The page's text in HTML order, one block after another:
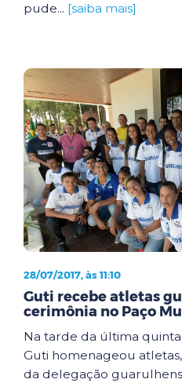
pude... [saiba mais]
28/07/2017, às 11:10
Guti recebe atletas
cerimônia no Paço
Na tarde da última
Guti homenageou
da delegação